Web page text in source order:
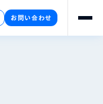
お問い合わせ